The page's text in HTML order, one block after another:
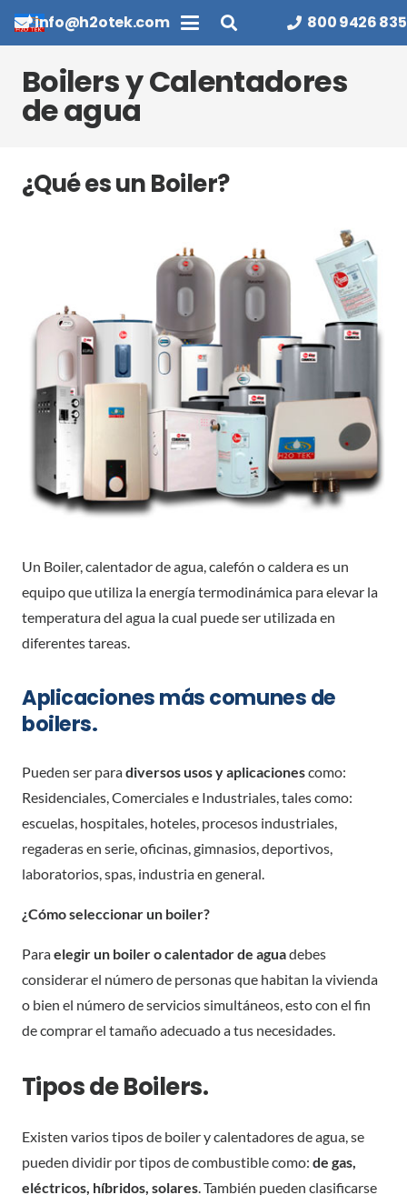
info@h2otek.com 800 9426 835
Boilers y Calentadores
de agua
¿Qué es un Boiler?
Un Boiler, calentador de agua, calefón o caldera es un
equipo que utiliza la energía termodinámica para elevar la
temperatura del agua la cual puede ser utilizada en
diferentes tareas.
Aplicaciones más comunes de
boilers.
Pueden ser paradiversos usos y aplicacionescomo:
Residenciales, Comerciales e Industriales, tales como:
escuelas, hospitales, hoteles, procesos industriales,
regaderas en serie, oficinas, gimnasios, deportivos,
laboratorios, spas, industria en general.
¿Cómo seleccionar un boiler?
Paraelegir un boiler o calentador de aguadebes
considerar el número de personas que habitan la vivienda
o bien el número de servicios simultáneos, esto con el fin
de comprar el tamaño adecuado a tus necesidades.
Tipos de Boilers.
Existen varios tipos de boiler y calentadores de agua, se
pueden dividir por tipos de combustible como: de gas,
eléctricos, híbridos, solares . También pueden clasificarse